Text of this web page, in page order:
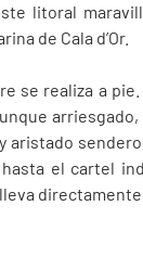
litoral
de Cala d’Or.
se realiza a
aristado
el cartel
directamente